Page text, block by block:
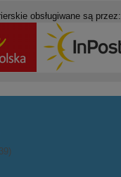
obsługiwane są przez: